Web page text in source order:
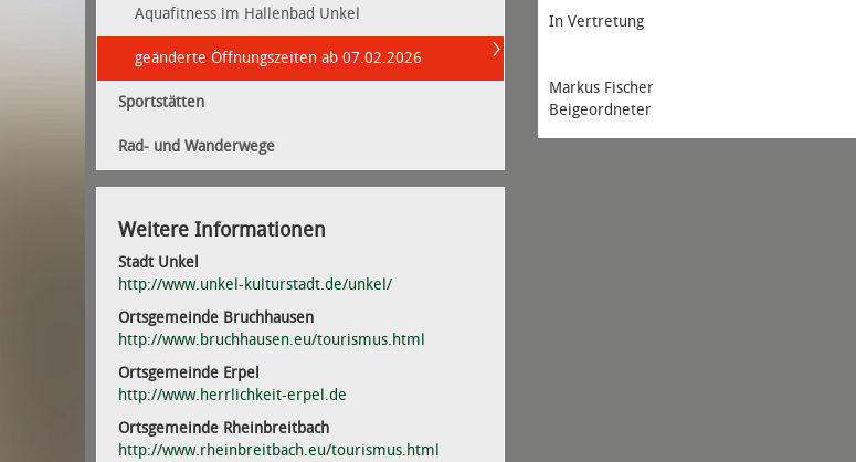
In Vertretung
Markus Fischer
Beigeordneter
Aquafitness im Hallenbad Unkel
geänderte Öffnungszeiten ab 07.02.2026
Sportstätten
Rad- und Wanderwege
Weitere Informationen
Stadt Unkel
http://www.unkel-kulturstadt.de/unkel/
Ortsgemeinde Bruchhausen
http://www.bruchhausen.eu/tourismus.html
Ortsgemeinde Erpel
http://www.herrlichkeit-erpel.de
Ortsgemeinde Rheinbreitbach
http://www.rheinbreitbach.eu/tourismus.html